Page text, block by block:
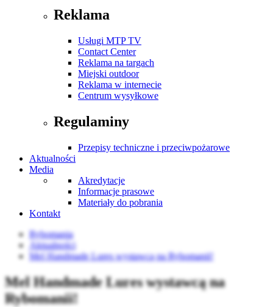
Reklama
Usługi MTP TV
Contact Center
Reklama na targach
Miejski outdoor
Reklama w internecie
Centrum wysyłkowe
Regulaminy
Przepisy techniczne i przeciwpożarowe
Aktualności
Media
Akredytacje
Informacje prasowe
Materiały do pobrania
Kontakt
Rybomania
Aktualności
Mel Handmade Lures wystawcą na Rybomanii!
Mel Handmade Lures wystawcą na
Rybomanii!